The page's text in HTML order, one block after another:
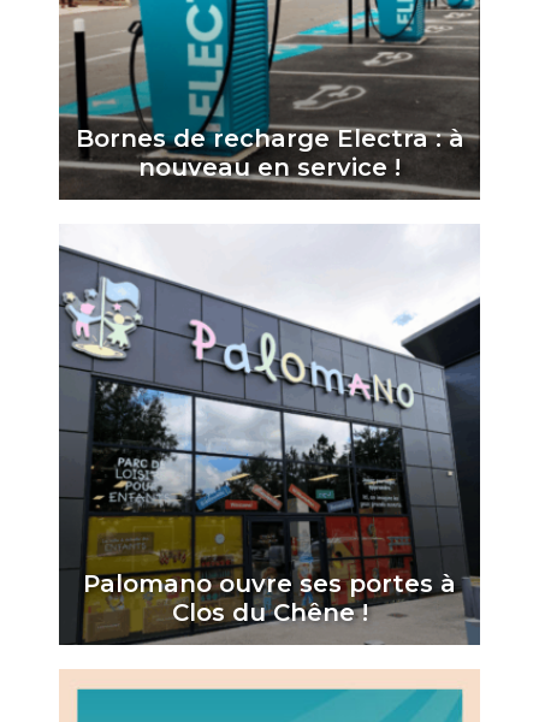
Bornes de recharge Electra : à
nouveau en service !
Palomano ouvre ses portes à
Clos du Chêne !